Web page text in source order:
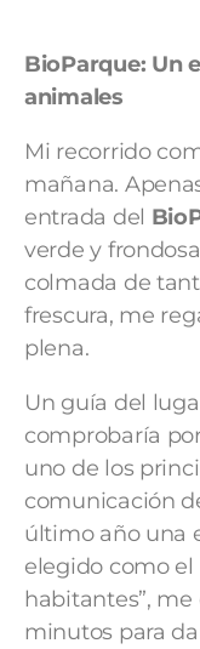
BioParque: Un
animales
Mi recorrido
mañana.
entrada del
verde y
colmada de
frescura, me
plena.
Un guía del
comprobaría
uno de los
comunicación
último año una
elegido como
habitantes”,
minutos para